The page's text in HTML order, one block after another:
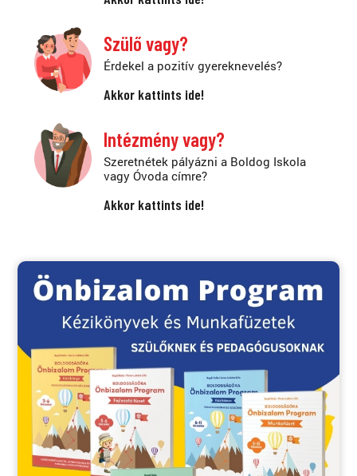
Szülő vagy?
Érdekel a pozitív gyereknevelés?
Akkor kattints ide!
Intézmény vagy?
Szeretnétek pályázni a Boldog Iskola
vagy Óvoda címre?
Akkor kattints ide!